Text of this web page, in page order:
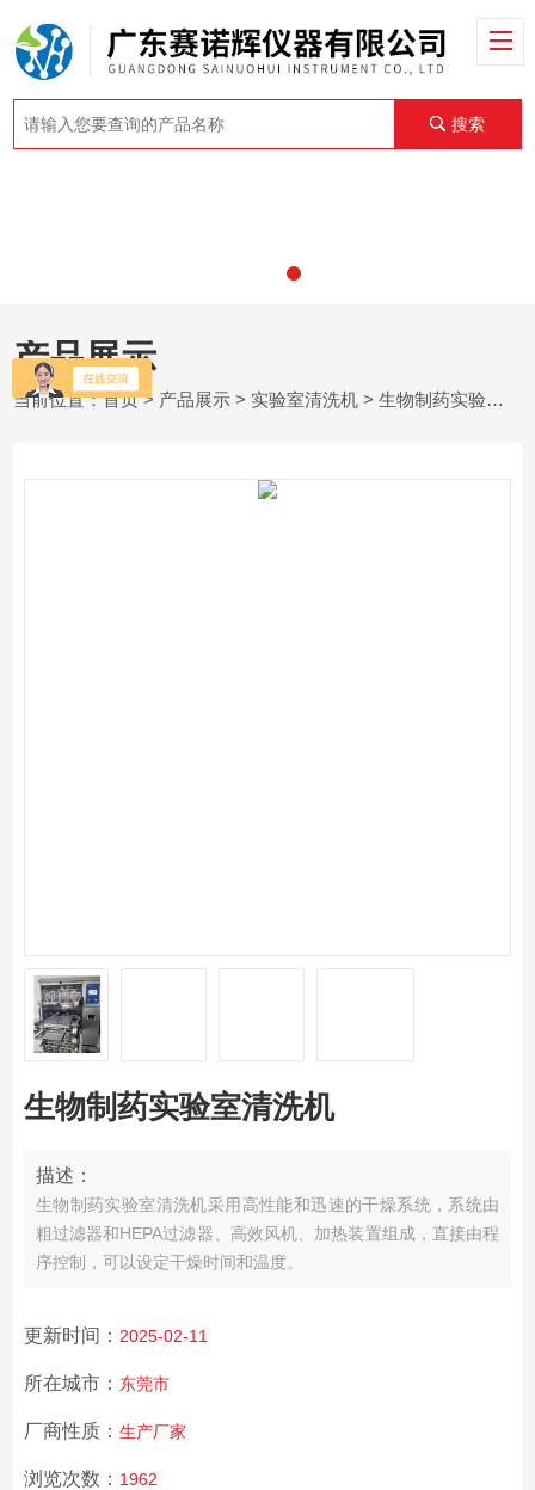
搜索
产品展示
当前位置：首页> 产品展示 > 实验室清洗机 >生物制药实验室清洗机
生物制药实验室清洗机
描述：
生物制药实验室清洗机采用高性能和迅速的干燥系统，系统由
粗过滤器和HEPA过滤器、高效风机、加热装置组成，直接由程
序控制，可以设定干燥时间和温度。
更新时间： 2025-02-11
所在城市： 东莞市
厂商性质： 生产厂家
浏览次数： 1962